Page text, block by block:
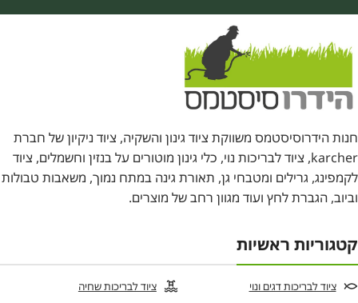
חנות הידרוסיסטמס משווקת ציוד גינון והשקיה, ציוד ניקיון של חברת
karcher, ציוד לבריכות נוי, כלי גינון מוטורים על בנזין וחשמלים, ציוד
לקמפינג, גרילים ומטבחי גן, תאורת גינה במתח נמוך, משאבות טבולות
וביוב, הגברת לחץ ועוד מגוון רחב של מוצרים.
קטגוריות ראשיות
ציוד לבריכות דגים ונוי
ציוד לבריכות שחיה